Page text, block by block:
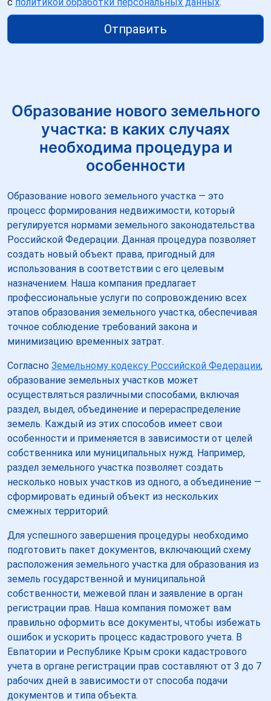
Отправить
Образование нового земельного
участка: в каких случаях
необходима процедура и
особенности
Образование нового земельного участка — это
процесс формирования недвижимости, который
регулируется нормами земельного законодательства
Российской Федерации. Данная процедура позволяет
создать новый объект права, пригодный для
использования в соответствии с его целевым
назначением. Наша компания предлагает
профессиональные услуги по сопровождению всех
этапов образования земельного участка, обеспечивая
точное соблюдение требований закона и
минимизацию временных затрат.
Согласно Земельному кодексу Российской Федерации,
образование земельных участков может
осуществляться различными способами, включая
раздел, выдел, объединение и перераспределение
земель. Каждый из этих способов имеет свои
особенности и применяется в зависимости от целей
собственника или муниципальных нужд. Например,
раздел земельного участка позволяет создать
несколько новых участков из одного, а объединение —
сформировать единый объект из нескольких
смежных территорий.
Для успешного завершения процедуры необходимо
подготовить пакет документов, включающий схему
расположения земельного участка для образования из
земель государственной и муниципальной
собственности, межевой план и заявление в орган
регистрации прав. Наша компания поможет вам
правильно оформить все документы, чтобы избежать
ошибок и ускорить процесс кадастрового учета. В
Евпатории и Республике Крым сроки кадастрового
учета в органе регистрации прав составляют от 3 до 7
рабочих дней в зависимости от способа подачи
документов и типа объекта.